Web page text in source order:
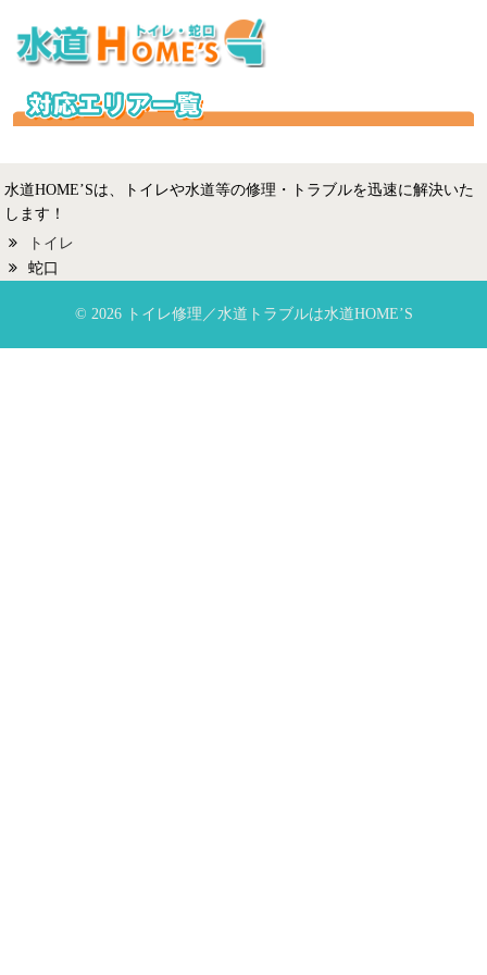
水道HOME’Sは、トイレや水道等の修理・トラブルを迅速に解決いた
します！
トイレ
蛇口
© 2026 トイレ修理／水道トラブルは水道HOME’S